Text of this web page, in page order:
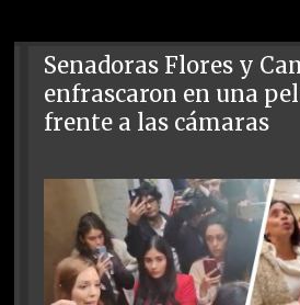
Senadoras Flores y
enfrascaron en una
frente a las cámaras